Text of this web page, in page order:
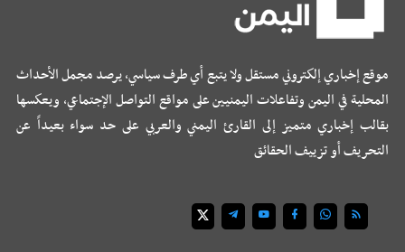
موقع إخباري إلكتروني مستقل ولا يتبع أي طرف سياسي، يرصد مجمل الأحداث
المحلية في اليمن وتفاعلات اليمنيين على مواقع التواصل الإجتماعي، ويعكسها
بقالب إخباري متميز إلى القارئ اليمني والعربي على حد سواء بعيداً عن
التحريف أو تزييف الحقائق